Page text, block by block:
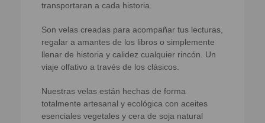
transportaran a cada historia.
Son velas creadas para acompañar tus lecturas,
regalar a amantes de los libros o simplemente
llenar de historia y calidez cualquier rincón. Un
viaje olfativo a través de los clásicos.
Nuestras velas están hechas de forma
totalmente artesanal y ecológica con aceites
esenciales vegetales y cera de soja natural